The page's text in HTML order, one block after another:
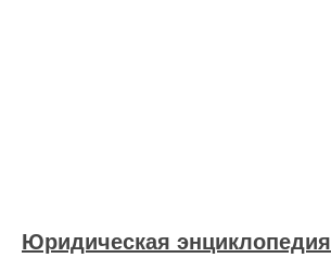
Юридическая энциклопедия